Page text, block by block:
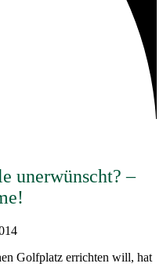
unerwünscht? –
Golfplatz errichten will, hat